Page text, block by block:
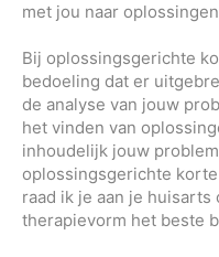
met jou naar
Bij oplossingsgerichte
bedoeling dat er
de analyse van jouw
het vinden van
inhoudelijk jouw
oplossingsgerichte
raad ik je aan je
therapievorm het beste